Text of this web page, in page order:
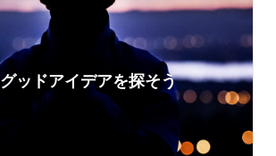
グッドアイデアを探そう